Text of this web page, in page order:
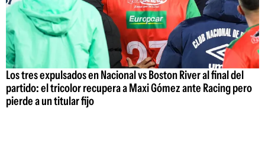
Los tres expulsados en Nacional vs Boston River al final del
partido: el tricolor recupera a Maxi Gómez ante Racing pero
pierde a un titular fijo